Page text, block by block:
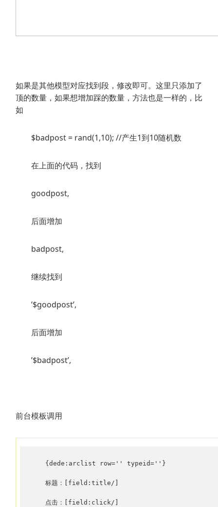
如果是其他模型对应找到段，修改即可。这里只添加了
顶的数量，如果想增加踩的数量，方法也是一样的，比
如
$badpost = rand(1,10); //产生1到10随机数
在上面的代码，找到
goodpost,
后面增加
badpost,
继续找到
’$goodpost’,
后面增加
’$badpost’,
前台模板调用
{dede:arclist row='' typeid=''}
标题：[field:title/]
点击：[field:click/]